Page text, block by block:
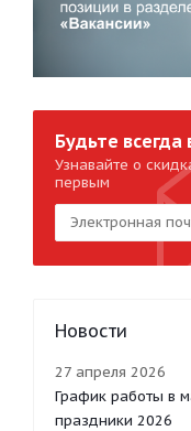
Будьте всегда
Узнавайте о
первым
Новости
27 апреля 2026
График работы в
праздники 2026